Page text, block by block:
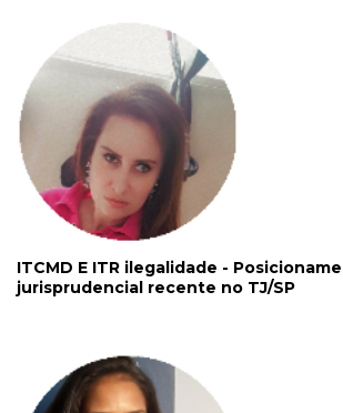
ITCMD E ITR ilegalidade -
jurisprudencial recente no TJ/SP